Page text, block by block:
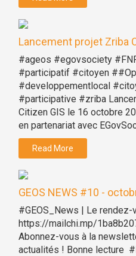
Lancement projet Zriba
#ageos #egovsociety
#participatif #citoyen
#developpementlocal
#participative #zriba
Citizen GIS le 16 octobre
en partenariat avec
Read More
GEOS NEWS #10 -
#GEOS_News | Le rendez-
https://mailchi.mp/
Abonnez-vous à la
actualités ! Bonne lecture